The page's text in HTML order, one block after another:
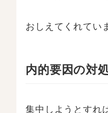
おしえてくれてい
内的要因の対
集中しようとすれ